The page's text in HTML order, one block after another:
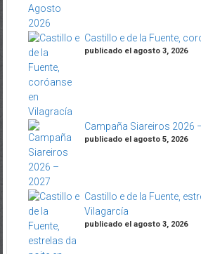
Castillo e de la Fuente,
publicado el agosto 3, 2026
Campaña Siareiros 2026
publicado el agosto 5, 2026
Castillo e de la Fuente,
Vilagarcía
publicado el agosto 3, 2026